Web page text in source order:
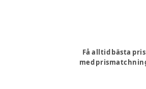
Få alltid bästa pris
med